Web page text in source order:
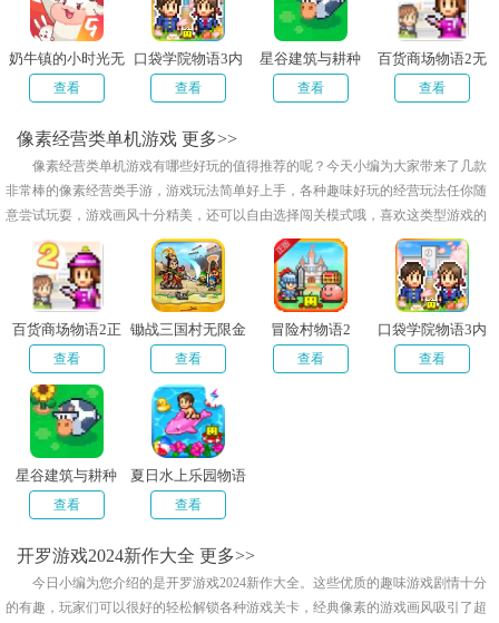
奶牛镇的小时光无
限金币版
查看
口袋学院物语3内
置debug
查看
星谷建筑与耕种
查看
百货商场物语2无
限金币版
查看
像素经营类单机游戏 更多>>
像素经营类单机游戏有哪些好玩的值得推荐的呢？今天小编为大家带来了几款
非常棒的像素经营类手游，游戏玩法简单好上手，各种趣味好玩的经营玩法任你随
意尝试玩耍，游戏画风十分精美，还可以自由选择闯关模式哦，喜欢这类型游戏的
话快来本站下载试试吧！
百货商场物语2正
常版
查看
锄战三国村无限金
币版
查看
冒险村物语2
查看
口袋学院物语3内
置debug
查看
星谷建筑与耕种
查看
夏日水上乐园物语
内置作弊菜单
查看
开罗游戏2024新作大全 更多>>
今日小编为您介绍的是开罗游戏2024新作大全。这些优质的趣味游戏剧情十分
的有趣，玩家们可以很好的轻松解锁各种游戏关卡，经典像素的游戏画风吸引了超